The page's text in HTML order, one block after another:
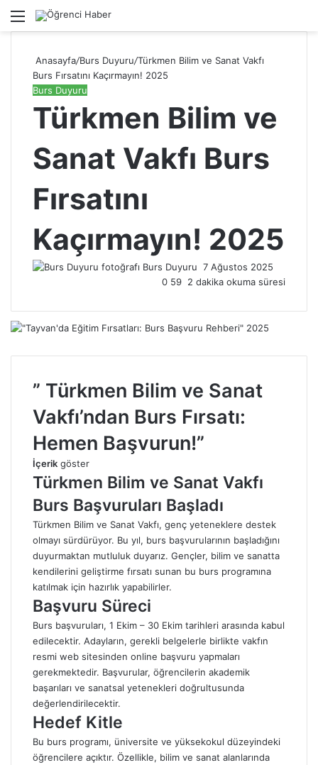
Menü
Anasayfa/Burs Duyuru/Türkmen Bilim ve Sanat Vakfı
Burs Fırsatını Kaçırmayın! 2025
Burs Duyuru
Türkmen Bilim ve
Sanat Vakfı Burs
Fırsatını
Kaçırmayın! 2025
Burs Duyuru Bir
e-
göndermek
7 Ağustos 2025
0 59 2 dakika okuma süresi
” Türkmen Bilim ve Sanat
Vakfı’ndan Burs Fırsatı:
Hemen Başvurun!”
İçerik göster
Türkmen Bilim ve Sanat Vakfı
Burs Başvuruları Başladı
Türkmen Bilim ve Sanat Vakfı, genç yeteneklere destek
olmayı sürdürüyor. Bu yıl, burs başvurularının başladığını
duyurmaktan mutluluk duyarız. Gençler, bilim ve sanatta
kendilerini geliştirme fırsatı sunan bu burs programına
katılmak için hazırlık yapabilirler.
Başvuru Süreci
Burs başvuruları, 1 Ekim – 30 Ekim tarihleri arasında kabul
edilecektir. Adayların, gerekli belgelerle birlikte vakfın
resmi web sitesinden online başvuru yapmaları
gerekmektedir. Başvurular, öğrencilerin akademik
başarıları ve sanatsal yetenekleri doğrultusunda
değerlendirilecektir.
Hedef Kitle
Bu burs programı, üniversite ve yüksekokul düzeyindeki
öğrencilere açıktır. Özellikle, bilim ve sanat alanlarında